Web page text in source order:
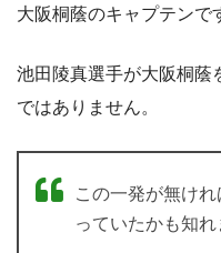
大阪桐蔭のキャプテンで
池田陵真選手が大阪桐蔭
ではありません。
この一発が無け
っていたかも知れ